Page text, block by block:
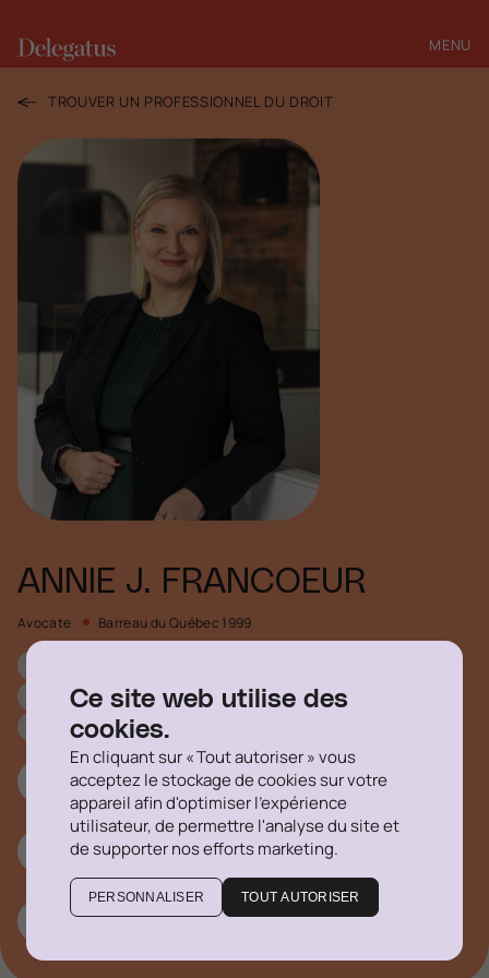
Ce site web utilise des
cookies.
En cliquant sur « Tout autoriser » vous
acceptez le stockage de cookies sur votre
appareil afin d'optimiser l'expérience
utilisateur, de permettre l'analyse du site et
de supporter nos efforts marketing.
PERSONNALISER TOUT AUTORISER
MENU
FERMER
TROUVER UN PROFESSIONNEL DU DROIT
ANNIE J. FRANCOEUR
Avocate Barreau du Québec 1999
Technologies, vie privée et cybersécurité
Propriété intellectuelle
514 316-1355 #751
afrancoeur@delegatus.ca
Linkedin